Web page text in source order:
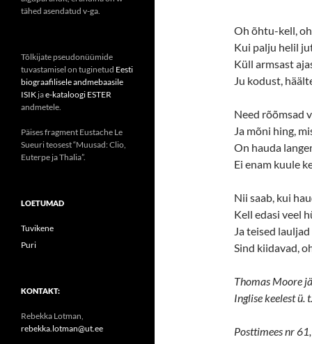
Oh õhtu-kell,
Kui palju helil
Küll armsast
Ju kodust,
Need rõõmsad
Ja mõni hing,
On hauda
Ei enam kuule
Nii saab, kui
Kell edasi veel
Ja teised
Sind kiidavad,
Thomas Moore
Inglise keelest ü.
Posttimees nr
tähed asendatud v-ga.
Tõlkijate pseudonüümide
tuvastamisel on tuginetud Eesti
biograafilisele andmebaasile
ISIK jae-kataloogi ESTER
andmetele.
Päises fragment Eustache Le
Sueuri teosest “Muusad: Clio,
Euterpe ja Thalia”.
LOETUMAD
Tuvikene
Puri
KONTAKT:
Rebekka Lotman,
rebekka.lotman@ut.ee